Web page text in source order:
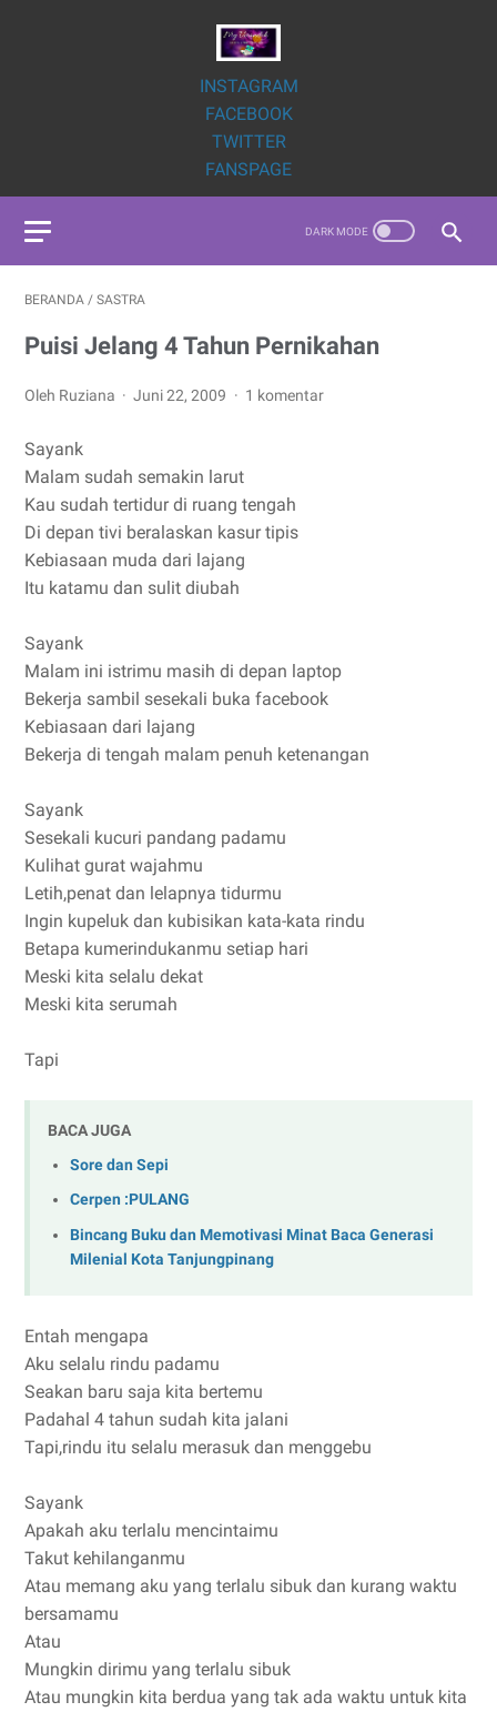
INSTAGRAM
FACEBOOK
TWITTER
FANSPAGE
BERANDA / SASTRA
Puisi Jelang 4 Tahun Pernikahan
Oleh Ruziana Juni 22, 2009 1 komentar
Sayank
Malam sudah semakin larut
Kau sudah tertidur di ruang tengah
Di depan tivi beralaskan kasur tipis
Kebiasaan muda dari lajang
Itu katamu dan sulit diubah
Sayank
Malam ini istrimu masih di depan laptop
Bekerja sambil sesekali buka facebook
Kebiasaan dari lajang
Bekerja di tengah malam penuh ketenangan
Sayank
Sesekali kucuri pandang padamu
Kulihat gurat wajahmu
Letih,penat dan lelapnya tidurmu
Ingin kupeluk dan kubisikan kata-kata rindu
Betapa kumerindukanmu setiap hari
Meski kita selalu dekat
Meski kita serumah
Tapi
BACA JUGA
Sore dan Sepi
Cerpen :PULANG
Bincang Buku dan Memotivasi Minat Baca Generasi
Milenial Kota Tanjungpinang
Entah mengapa
Aku selalu rindu padamu
Seakan baru saja kita bertemu
Padahal 4 tahun sudah kita jalani
Tapi,rindu itu selalu merasuk dan menggebu
Sayank
Apakah aku terlalu mencintaimu
Takut kehilanganmu
Atau memang aku yang terlalu sibuk dan kurang waktu
bersamamu
Atau
Mungkin dirimu yang terlalu sibuk
Atau mungkin kita berdua yang tak ada waktu untuk kita